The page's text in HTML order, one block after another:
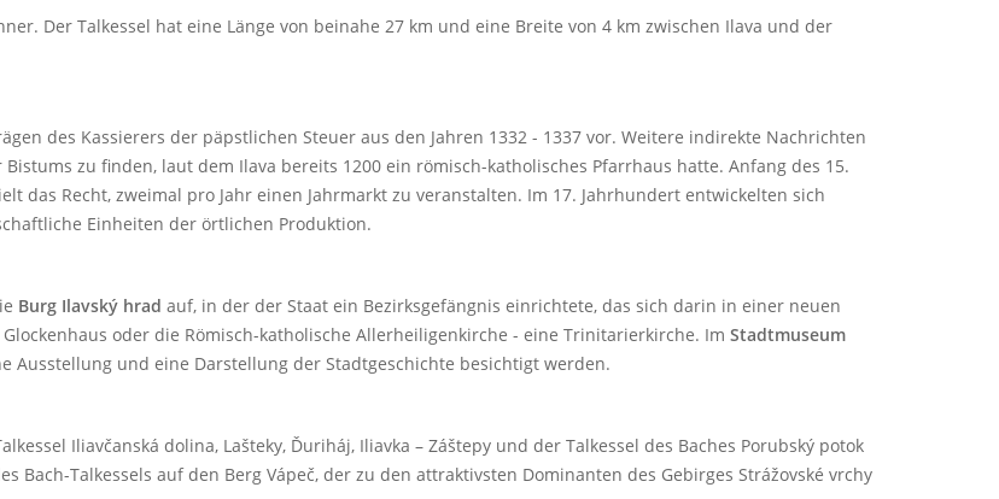
Der Talkessel hat eine Länge von beinahe 27 km und eine Breite von 4 km zwischen Ilava und der
des Kassierers der päpstlichen Steuer aus den Jahren 1332 - 1337 vor. Weitere indirekte Nachrichten
zu finden, laut dem Ilava bereits 1200 ein römisch-katholisches Pfarrhaus hatte. Anfang des 15.
das Recht, zweimal pro Jahr einen Jahrmarkt zu veranstalten. Im 17. Jahrhundert entwickelten sich
Einheiten der örtlichen Produktion.
Burg Ilavský hrad auf, in der der Staat ein Bezirksgefängnis einrichtete, das sich darin in einer neuen
oder die Römisch-katholische Allerheiligenkirche - eine Trinitarierkirche. Im Stadtmuseum
und eine Darstellung der Stadtgeschichte besichtigt werden.
Iliavčanská dolina, Lašteky, Ďuriháj, Iliavka – Záštepy und der Talkessel des Baches Porubský potok
Bach-Talkessels auf den Berg Vápeč, der zu den attraktivsten Dominanten des Gebirges Strážovské vrchy